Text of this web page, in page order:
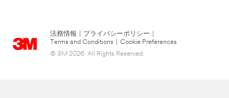
法務情報 プライバシーポリシー
Terms and Conditions
Cookie Preferences
© 3M 2026. All Rights Reserved.